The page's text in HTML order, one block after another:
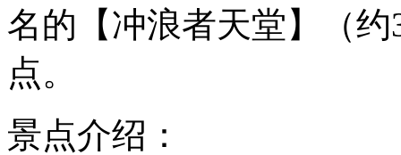
名的【冲浪者天堂】（
点。
景点介绍：